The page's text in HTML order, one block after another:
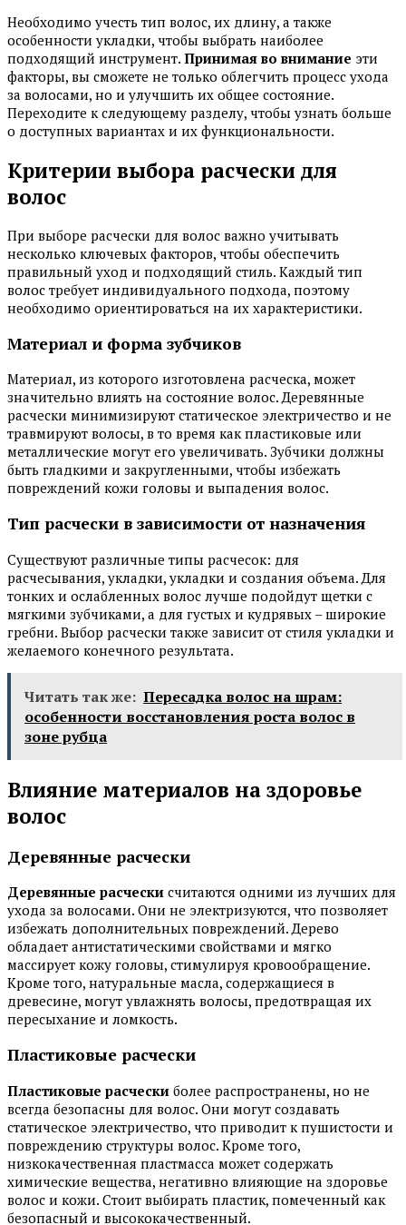
Необходимо учесть тип волос, их длину, а также
особенности укладки, чтобы выбрать наиболее
подходящий инструмент. Принимая во внимание эти
факторы, вы сможете не только облегчить процесс ухода
за волосами, но и улучшить их общее состояние.
Переходите к следующему разделу, чтобы узнать больше
о доступных вариантах и их функциональности.
Критерии выбора расчески для
волос
При выборе расчески для волос важно учитывать
несколько ключевых факторов, чтобы обеспечить
правильный уход и подходящий стиль. Каждый тип
волос требует индивидуального подхода, поэтому
необходимо ориентироваться на их характеристики.
Материал и форма зубчиков
Материал, из которого изготовлена расческа, может
значительно влиять на состояние волос. Деревянные
расчески минимизируют статическое электричество и не
травмируют волосы, в то время как пластиковые или
металлические могут его увеличивать. Зубчики должны
быть гладкими и закругленными, чтобы избежать
повреждений кожи головы и выпадения волос.
Тип расчески в зависимости от назначения
Существуют различные типы расчесок: для
расчесывания, укладки, укладки и создания объема. Для
тонких и ослабленных волос лучше подойдут щетки с
мягкими зубчиками, а для густых и кудрявых – широкие
гребни. Выбор расчески также зависит от стиля укладки и
желаемого конечного результата.
Читать так же: Пересадка волос на шрам:
особенности восстановления роста волос в
зоне рубца
Влияние материалов на здоровье
волос
Деревянные расчески
Деревянные расчески считаются одними из лучших для
ухода за волосами. Они не электризуются, что позволяет
избежать дополнительных повреждений. Дерево
обладает антистатическими свойствами и мягко
массирует кожу головы, стимулируя кровообращение.
Кроме того, натуральные масла, содержащиеся в
древесине, могут увлажнять волосы, предотвращая их
пересыхание и ломкость.
Пластиковые расчески
Пластиковые расчески более распространены, но не
всегда безопасны для волос. Они могут создавать
статическое электричество, что приводит к пушистости и
повреждению структуры волос. Кроме того,
низкокачественная пластмасса может содержать
химические вещества, негативно влияющие на здоровье
волос и кожи. Стоит выбирать пластик, помеченный как
безопасный и высококачественный.